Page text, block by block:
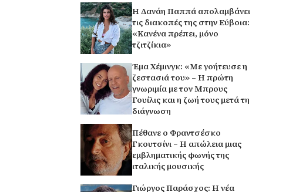
Η Δανάη Παππά απολαμβάνει
τις διακοπές της στην Εύβοια:
«Κανένα πρέπει, μόνο
τζιτζίκια»
Έμα Χέμινγκ: «Με γοήτευσε η
ζεστασιά του» – Η πρώτη
γνωριμία με τον Μπρους
Γουίλις και η ζωή τους μετά τη
διάγνωση
Πέθανε ο Φραντσέσκο
Γκουτσίνι – Η απώλεια μιας
εμβληματικής φωνής της
ιταλικής μουσικής
Γιώργος Παράσχος: Η νέα